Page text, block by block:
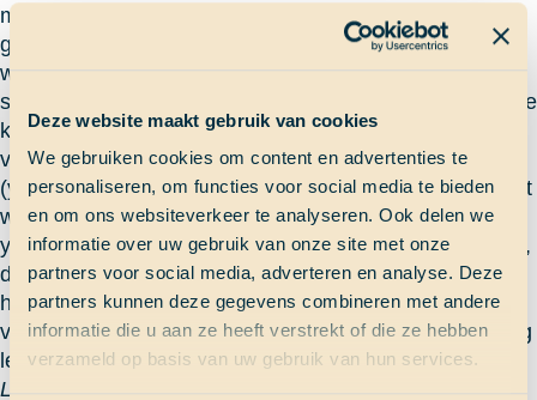
Deze website maakt gebruik van cookies
We gebruiken cookies om content en advertenties te
personaliseren, om functies voor social media te bieden
en om ons websiteverkeer te analyseren. Ook delen we
informatie over uw gebruik van onze site met onze
partners voor social media, adverteren en analyse. Deze
partners kunnen deze gegevens combineren met andere
informatie die u aan ze heeft verstrekt of die ze hebben
verzameld op basis van uw gebruik van hun services.
mededeling was dat de tijd weer een uurtje achteruit
ging, dit keer niet geleidelijk vanavond tijdens de
wachten maar in één keer. Hij vertelde ook dat de
scheepsovername nu écht begonnen was! Onze nieuwe
kapitein ging meteen een toespraak houden. Ze
vertelde dat we vanavond filmavond zouden hebben
(yessss) en dat de stores helemaal verpest zijn, dus dat
we die gaan tellen in de komende dagen (minder
yessss). Mijn taak bij de scheepsovername is journalist,
dus ik kwam samen met alle andere journalisten. We
hebben een plan gemaakt over hoe we ons krantje
vorm gaan geven. Ik heb er zin in en ik denk dat het erg
leuk gaat worden!
Liselotte